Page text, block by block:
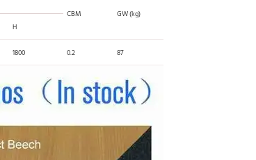
CBM
GW (kg)
H
1800 0.2 87